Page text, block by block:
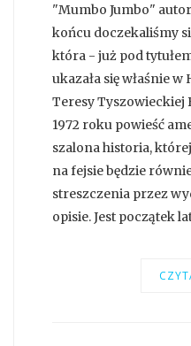
"Mumbo Jumbo"
końcu doczekaliśmy
która - już pod
ukazała się właśnie
Teresy Tyszowieckiej
1972 roku powieść
szalona historia,
na fejsie będzie
streszczenia przez
opisie. Jest początek